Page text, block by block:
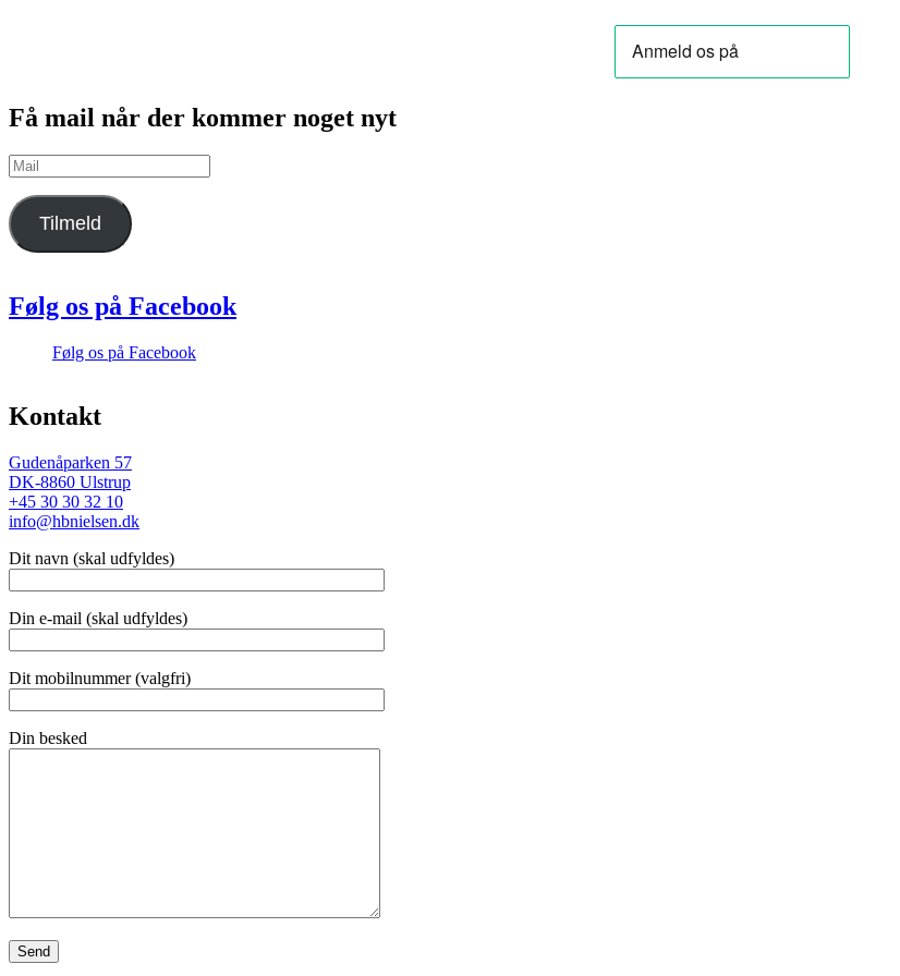
Få mail når der kommer noget nyt
Mail
Tilmeld
Følg os på Facebook
Følg os på Facebook
Kontakt
Gudenåparken 57
DK-8860 Ulstrup
+45 30 30 32 10
info@hbnielsen.dk
Dit navn (skal udfyldes)
Din e-mail (skal udfyldes)
Dit mobilnummer (valgfri)
Din besked